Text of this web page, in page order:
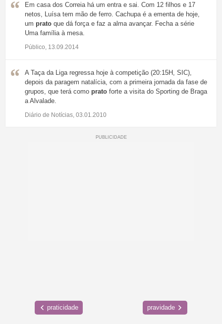
Em casa dos Correia há um entra e sai. Com 12 filhos e 17
netos, Luísa tem mão de ferro. Cachupa é a ementa de hoje,
um prato que dá força e faz a alma avançar. Fecha a série
Uma família à mesa.
Público, 13.09.2014
A Taça da Liga regressa hoje à competição (20:15H, SIC),
depois da paragem natalícia, com a primeira jornada da fase de
grupos, que terá como prato forte a visita do Sporting de Braga
a Alvalade.
Diário de Notícias, 03.01.2010
praticidade pravidade